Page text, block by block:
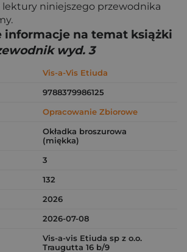
lektury niniejszego przewodnika
informacje na temat książki
wyd. 3
Vis-a-Vis Etiuda
9788379986125
Opracowanie Zbiorowe
Okładka broszurowa
(miękka)
3
132
2026
2026-07-08
Vis-a-vis Etiuda sp z o.o.
Traugutta 16 b/9